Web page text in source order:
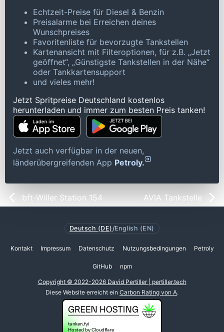
Echtzeit-Preise für Diesel & Benzin
Preisalarme bei Erreichen deines
Wunschpreises
Favoritenliste für bevorzugte Tankstellen
Kartenansicht mit Filteroptionen, für z.B. „Jetzt
geöffnet“, „Günstigste Tankstellen in der Nähe“
oder Tankkartensupport
und vieles mehr!
Jetzt Spritpreise Deutschland kostenlos
herunterladen und immer zum besten Preis tanken!
Jetzt auch verfügbar in der neuen,
länderübergreifenden App Petroly.
bft-Willer Station 154 AVIA Tankstelle
Deutsch (DE) /English (EN)
Kontakt Impressum Datenschutz Nutzungsbedingungen Petroly
GitHub npm
Copyright © 2022-2026 David Pertiller | pertiller.tech
Diese Website erreicht ein Carbon Rating von A.